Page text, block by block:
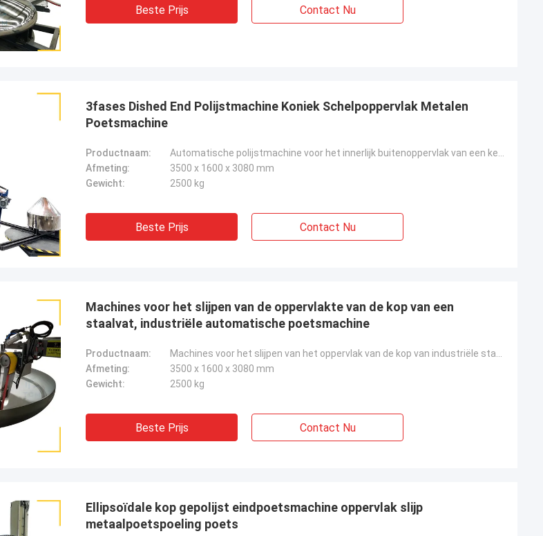
Beste Prijs Contact Nu
3fases Dished End Polijstmachine Koniek Schelpoppervlak Metalen
Poetsmachine
Productnaam:
Afmeting:
3500 x 1600 x 3080 mm
Gewicht:
2500 kg
Beste Prijs Contact Nu
Machines voor het slijpen van de oppervlakte van de kop van een
staalvat, industriële automatische poetsmachine
Productnaam:
Afmeting:
3500 x 1600 x 3080 mm
Gewicht:
2500 kg
Beste Prijs Contact Nu
Ellipsoïdale kop gepolijst eindpoetsmachine oppervlak slijp
metaalpoetspoeling poets